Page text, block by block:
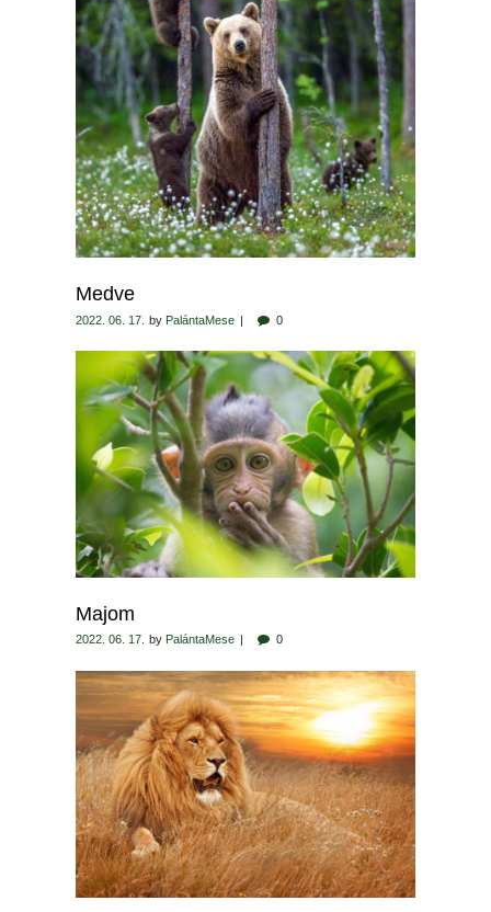
Medve
2022. 06. 17. by PalántaMese 0
Majom
2022. 06. 17. by PalántaMese 0